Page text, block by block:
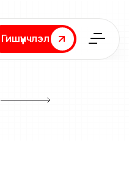
Гишүүнчлэл
Гишүүнчлэл